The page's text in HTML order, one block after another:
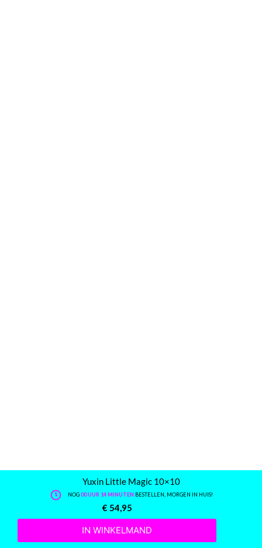
Yuxin Little Magic 10×10
NOG00 UUR 14 MINUTEN BESTELLEN, MORGEN IN HUIS!
€ 54,95
IN WINKELMAND